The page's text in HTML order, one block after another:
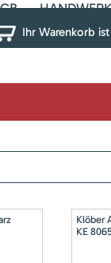
Ihr Warenkorb
Klöber
KE